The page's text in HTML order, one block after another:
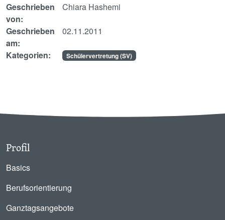
Geschrieben
von:
Chiara Hashemi
Geschrieben
am:
02.11.2011
Kategorien: Schülervertretung (SV)
Profil
Basics
Berufsorientierung
Ganztagsangebote